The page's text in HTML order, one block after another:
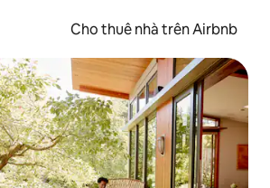
Cho thuê nhà trên Airbnb